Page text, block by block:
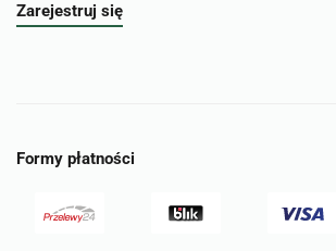
Zarejestruj się
Formy płatności